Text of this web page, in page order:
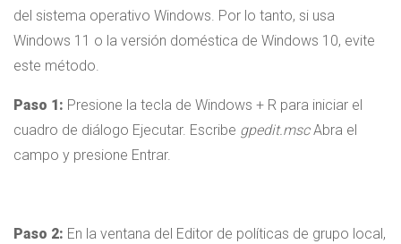
del sistema operativo Windows. Por lo tanto, si usa
Windows 11 o la versión doméstica de Windows 10, evite
este método.
Paso 1: Presione la tecla de Windows + R para iniciar el
cuadro de diálogo Ejecutar. Escribe gpedit.mscAbra el
campo y presione Entrar.
Paso 2: En la ventana del Editor de políticas de grupo local,